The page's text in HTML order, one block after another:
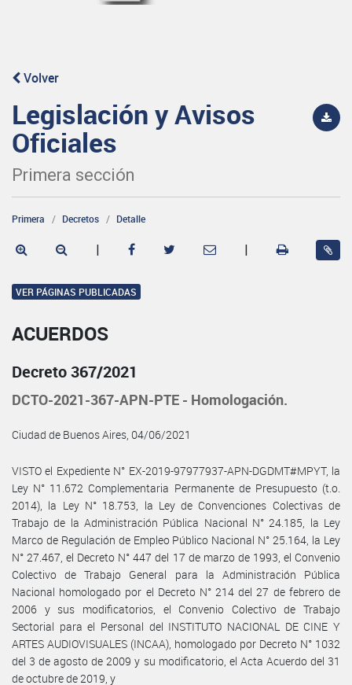
Volver
Legislación y Avisos
Oficiales
Primera sección
Primera Decretos Detalle
| |
VER PÁGINAS PUBLICADAS
ACUERDOS
Decreto 367/2021
DCTO-2021-367-APN-PTE - Homologación.
Ciudad de Buenos Aires, 04/06/2021
VISTO el Expediente N° EX-2019-97977937-APN-DGDMT#MPYT, la
Ley N° 11.672 Complementaria Permanente de Presupuesto (t.o.
2014), la Ley N° 18.753, la Ley de Convenciones Colectivas de
Trabajo de la Administración Pública Nacional N° 24.185, la Ley
Marco de Regulación de Empleo Público Nacional N° 25.164, la Ley
N° 27.467, el Decreto N° 447 del 17 de marzo de 1993, el Convenio
Colectivo de Trabajo General para la Administración Pública
Nacional homologado por el Decreto N° 214 del 27 de febrero de
2006 y sus modificatorios, el Convenio Colectivo de Trabajo
Sectorial para el Personal del INSTITUTO NACIONAL DE CINE Y
ARTES AUDIOVISUALES (INCAA), homologado por Decreto N° 1032
del 3 de agosto de 2009 y su modificatorio, el Acta Acuerdo del 31
de octubre de 2019, y